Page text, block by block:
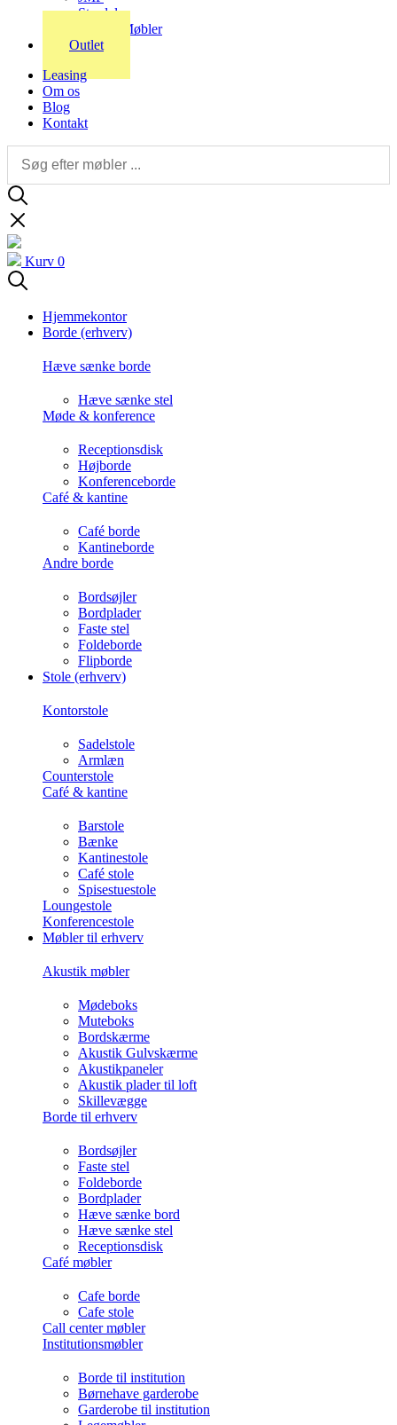
Stordal
Stouby Møbler
Outlet
Leasing
Om os
Blog
Kontakt
Kurv 0
Hjemmekontor
Borde (erhverv)
Hæve sænke borde
Hæve sænke stel
Møde & konference
Receptionsdisk
Højborde
Konferenceborde
Café & kantine
Café borde
Kantineborde
Andre borde
Bordsøjler
Bordplader
Faste stel
Foldeborde
Flipborde
Stole (erhverv)
Kontorstole
Sadelstole
Armlæn
Counterstole
Café & kantine
Barstole
Bænke
Kantinestole
Café stole
Spisestuestole
Loungestole
Konferencestole
Møbler til erhverv
Akustik møbler
Mødeboks
Muteboks
Bordskærme
Akustik Gulvskærme
Akustikpaneler
Akustik plader til loft
Skillevægge
Borde til erhverv
Bordsøjler
Faste stel
Foldeborde
Bordplader
Hæve sænke bord
Hæve sænke stel
Receptionsdisk
Café møbler
Cafe borde
Cafe stole
Call center møbler
Institutionsmøbler
Borde til institution
Børnehave garderobe
Garderobe til institution